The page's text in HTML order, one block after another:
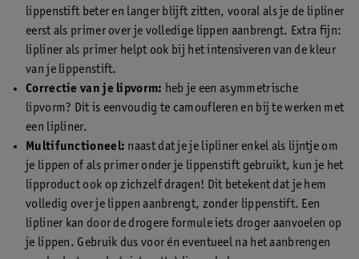
lippenstift beter en langer blijft zitten, vooral als je de lipliner
eerst als primer over je volledige lippen aanbrengt. Extra fijn:
lipliner als primer helpt ook bij het intensiveren van de kleur
van je lippenstift.
Correctie van je lipvorm: heb je een asymmetrische
lipvorm? Dit is eenvoudig te camoufleren en bij te werken met
een lipliner.
Multifunctioneel: naast dat je je lipliner enkel als lijntje om
je lippen of als primer onder je lippenstift gebruikt, kun je het
lipproduct ook op zichzelf dragen! Dit betekent dat je hem
volledig over je lippen aanbrengt, zonder lippenstift. Een
lipliner kan door de drogere formule iets droger aanvoelen op
je lippen. Gebruik dus voor én eventueel na het aanbrengen